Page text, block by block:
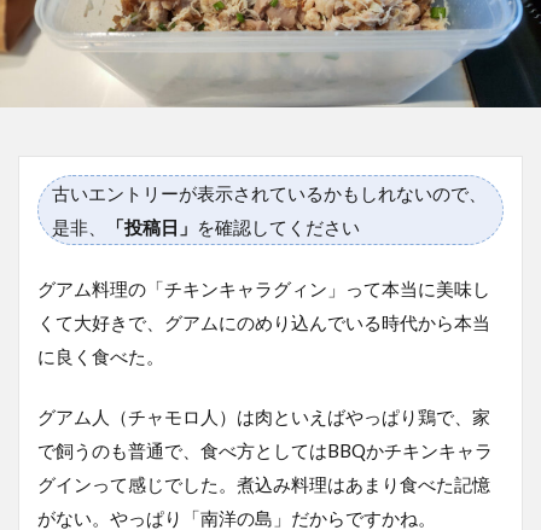
古いエントリーが表示されているかもしれないので、
是非、
「投稿日」 を確認してください
グアム料理の「チキンキャラグィン」って本当に美味し
くて大好きで、グアムにのめり込んでいる時代から本当
に良く食べた。
グアム人（チャモロ人）は肉といえばやっぱり鶏で、家
で飼うのも普通で、食べ方としてはBBQかチキンキャラ
グインって感じでした。煮込み料理はあまり食べた記憶
がない。やっぱり「南洋の島」だからですかね。